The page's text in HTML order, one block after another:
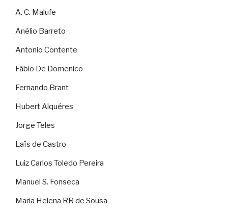
A. C. Malufe
Anélio Barreto
Antonio Contente
Fábio De Domenico
Fernando Brant
Hubert Alquéres
Jorge Teles
Laïs de Castro
Luiz Carlos Toledo Pereira
Manuel S. Fonseca
Maria Helena RR de Sousa